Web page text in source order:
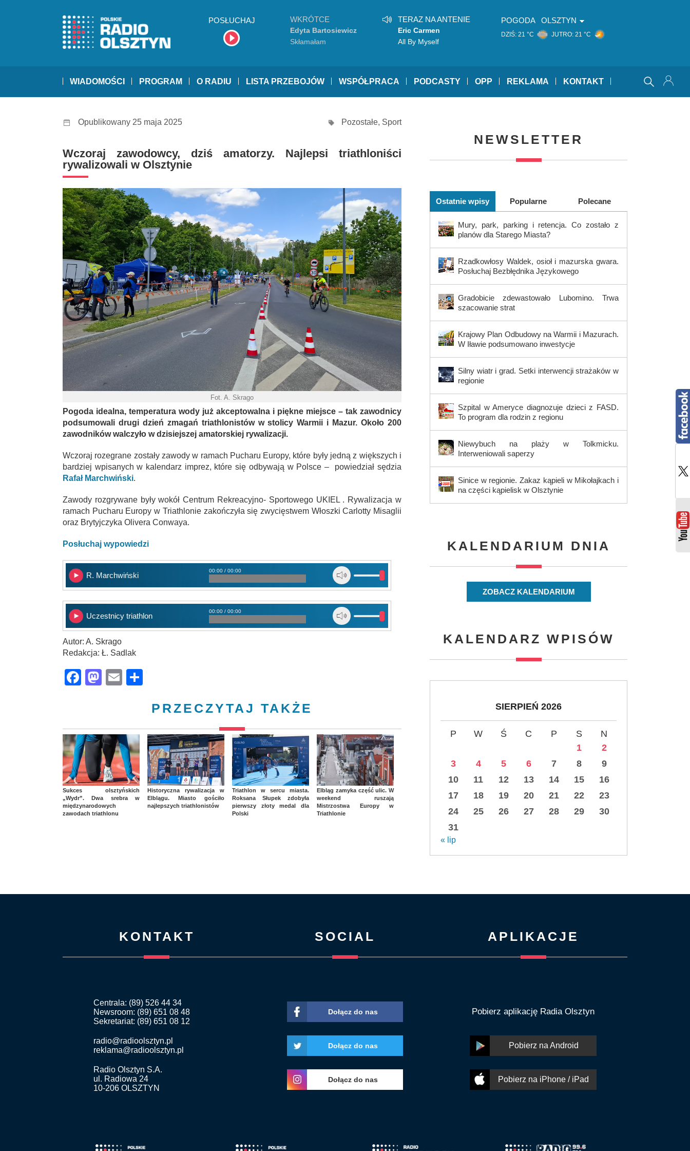
POSŁUCHAJ WKRÓTCE
Edyta Bartosiewicz
Skłamałam
TERAZ NA ANTENIE
Eric Carmen
All By Myself
POGODA OLSZTYN
DZIŚ: 21 °C JUTRO: 21 °C
WIADOMOŚCI PROGRAM O RADIU LISTA PRZEBOJÓW WSPÓŁPRACA PODCASTY OPP REKLAMA KONTAKT
Opublikowany 25 maja 2025 Pozostałe, Sport
Wczoraj zawodowcy, dziś amatorzy. Najlepsi triathloniści
rywalizowali w Olsztynie
Fot. A. Skrago
Pogoda idealna, temperatura wody już akceptowalna i piękne miejsce – tak zawodnicy
podsumowali drugi dzień zmagań triathlonistów w stolicy Warmii i Mazur. Około 200
zawodników walczyło w dzisiejszej amatorskiej rywalizacji.
Wczoraj rozegrane zostały zawody w ramach Pucharu Europy, które były jedną z większych i
bardziej wpisanych w kalendarz imprez, które się odbywają w Polsce – powiedział sędzia
Rafał Marchwiński.
Zawody rozgrywane były wokół Centrum Rekreacyjno- Sportowego UKIEL . Rywalizacja w
ramach Pucharu Europy w Triathlonie zakończyła się zwycięstwem Włoszki Carlotty Misaglii
oraz Brytyjczyka Olivera Conwaya.
Posłuchaj wypowiedzi
R. Marchwiński
00:00 / 00:00
Uczestnicy triathlon
00:00 / 00:00
Autor: A. Skrago
Redakcja: Ł. Sadlak
Facebook
Mastodon
Email
PRZECZYTAJ TAKŻE
Sukces olsztyńskich
„Wydr”. Dwa srebra w
międzynarodowych
zawodach triathlonu
Historyczna rywalizacja w
Elblągu. Miasto gościło
najlepszych triathlonistów
Triathlon w sercu miasta.
Roksana Słupek zdobyła
pierwszy złoty medal dla
Polski
Elbląg zamyka część ulic. W
weekend ruszają
Mistrzostwa Europy w
Triathlonie
NEWSLETTER
Ostatnie wpisy Popularne Polecane
Mury, park, parking i retencja. Co zostało z
planów dla Starego Miasta?
Rzadkowłosy Waldek, osioł i mazurska gwara.
Posłuchaj Bezbłędnika Językowego
Gradobicie zdewastowało Lubomino. Trwa
szacowanie strat
Krajowy Plan Odbudowy na Warmii i Mazurach.
W Iławie podsumowano inwestycje
Silny wiatr i grad. Setki interwencji strażaków w
regionie
Szpital w Ameryce diagnozuje dzieci z FASD.
To program dla rodzin z regionu
Niewybuch na plaży w Tolkmicku.
Interweniowali saperzy
Sinice w regionie. Zakaz kąpieli w Mikołajkach i
na części kąpielisk w Olsztynie
KALENDARIUM DNIA
ZOBACZ KALENDARIUM
KALENDARZ WPISÓW
SIERPIEŃ 2026
P W Ś C P S
N
1
2
3
4 5 6 7 8
9
10
11 12 13 14 15
16
17
18 19 20 21 22
23
24
25 26 27 28 29
30
31
« lip
KONTAKT
Centrala: (89) 526 44 34
Newsroom: (89) 651 08 48
Sekretariat: (89) 651 08 12
radio@radioolsztyn.pl
reklama@radioolsztyn.pl
Radio Olsztyn S.A.
ul. Radiowa 24
10-206 OLSZTYN
SOCIAL
Dołącz do nas
Dołącz do nas
Dołącz do nas
APLIKACJE
Pobierz aplikację Radia Olsztyn
Pobierz na Android
Pobierz na iPhone / iPad